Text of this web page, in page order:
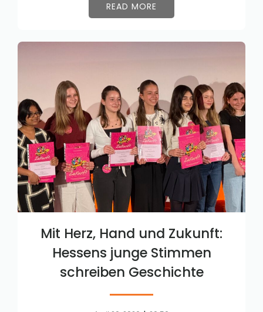
READ MORE
Mit Herz, Hand und Zukunft:
Hessens junge Stimmen
schreiben Geschichte